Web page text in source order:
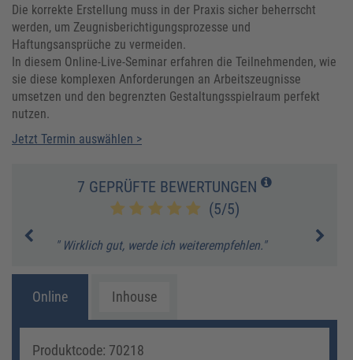
Die korrekte Erstellung muss in der Praxis sicher beherrscht
werden, um Zeugnisberichtigungsprozesse und
Haftungsansprüche zu vermeiden.
In diesem Online-Live-Seminar erfahren die Teilnehmenden, wie
sie diese komplexen Anforderungen an Arbeitszeugnisse
umsetzen und den begrenzten Gestaltungsspielraum perfekt
nutzen.
Jetzt Termin auswählen >
7 GEPRÜFTE BEWERTUNGEN
(5/5)
" Wirklich gut, werde ich weiterempfehlen."
Online Inhouse
Produktcode: 70218